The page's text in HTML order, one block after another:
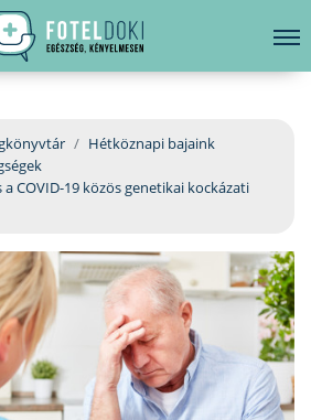
hirdetés
Hétköznapi bajaink
COVID-19 közös genetikai kockázati